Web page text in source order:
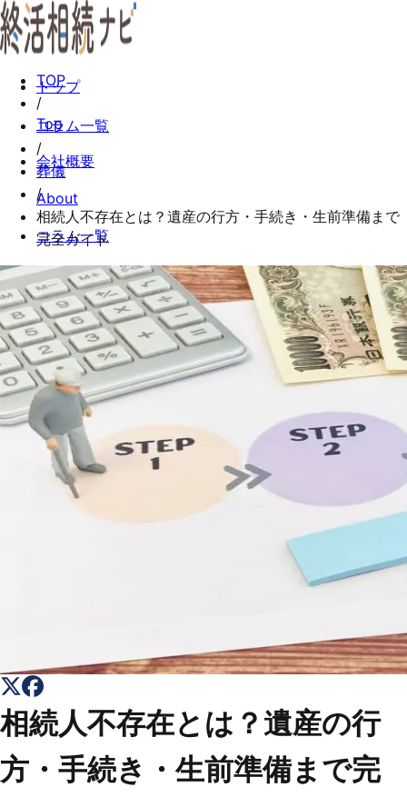
トップ
Top
会社概要
About
コラム一覧
Columns
お問い合わせ
Contact
トップ
TOP
/
コラム一覧
/
葬儀
/
相続人不存在とは？遺産の行方・手続き・生前準備まで
完全ガイド
相続人不存在とは？遺産の行
方・手続き・生前準備まで完